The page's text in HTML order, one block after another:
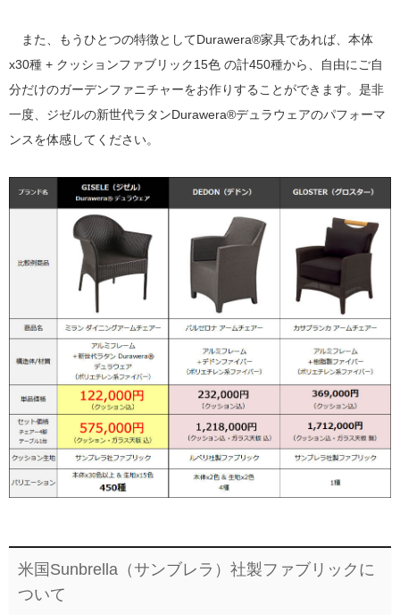
また、もうひとつの特徴としてDurawera®家具であれば、本体
x30種 + クッションファブリック15色 の計450種から、自由にご自
分だけのガーデンファニチャーをお作りすることができます。是非
一度、ジゼルの新世代ラタンDurawera®デュラウェアのパフォーマ
ンスを体感してください。
米国Sunbrella（サンブレラ）社製ファブリックに
ついて